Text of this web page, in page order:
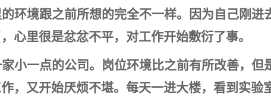
环境跟之前所想的完全不一样。因为自己刚进
心里很是忿忿不平，对工作开始敷衍了事。
小一点的公司。岗位环境比之前有所改善，但
，又开始厌烦不堪。每天一进大楼，看到实验